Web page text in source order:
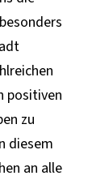
positiven
zu
diesem
an alle